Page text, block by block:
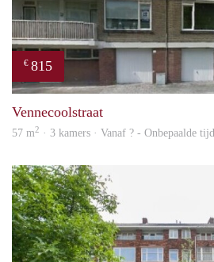
€ 815
Vennecoolstraat
57 m2 · 3 kamers · Vanaf ? - Onbepaalde tijd